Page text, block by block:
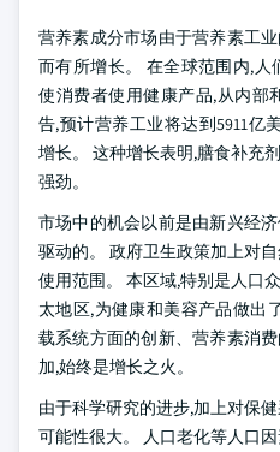
营养素成分市场由于营养素工
而有所增长。 在全球范围内,人
使消费者使用健康产品,从内部
告,预计营养工业将达到5911亿
增长。 这种增长表明,膳食补充
强劲。
市场中的机会以前是由新兴经
驱动的。 政府卫生政策加上对
使用范围。 本区域,特别是人口
太地区,为健康和美容产品做出
载系统方面的创新、营养素消
加,始终是增长之火。
由于科学研究的进步,加上对保
可能性很大。 人口老化等人口